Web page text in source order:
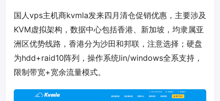
国人vps主机商kvmla发来四月清仓促销优惠，主要涉及
KVM虚拟架构，数据中心包括香港、新加坡，均隶属亚
洲区优势线路，香港分为沙田和邦联，注意选择；硬盘
为hdd+raid10阵列，操作系统lin/windows全系支持，
限制带宽+宽余流量模式。